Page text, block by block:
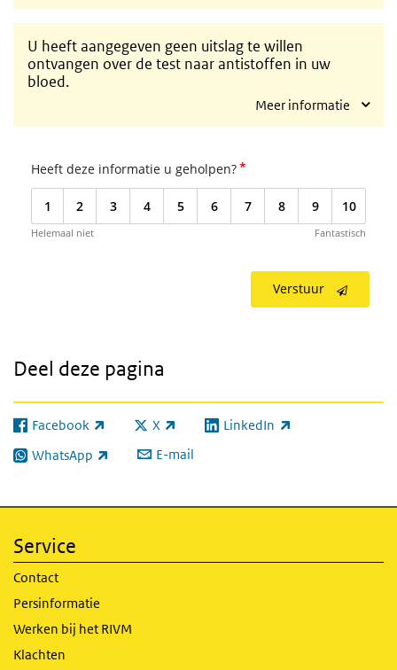
U heeft aangegeven geen uitslag te willen
ontvangen over de test naar antistoffen in uw
bloed.
Meer informatie
Heeft deze informatie u geholpen?*
1 2 3 4 5 6 7 8 9 10
Helemaal niet Fantastisch
Verstuur
Deel deze pagina
Facebook
(externe link) X
(externe link) LinkedIn
(externe link)
WhatsApp
(externe link) E-mail
Service
Contact
Persinformatie
Werken bij het RIVM
Klachten